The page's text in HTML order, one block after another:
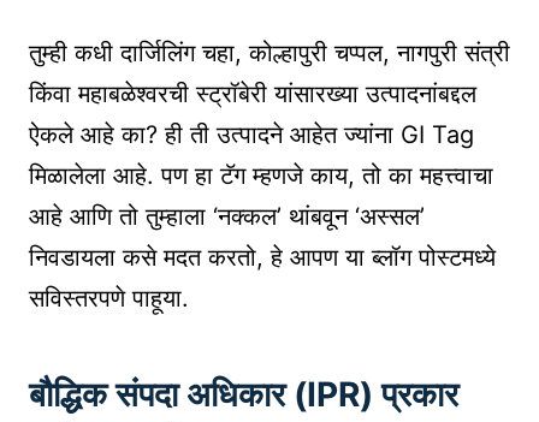
तुम्ही कधी दार्जिलिंग चहा, कोल्हापुरी चप्पल, नागपुरी संत्री
किंवा महाबळेश्वरची स्ट्रॉबेरी यांसारख्या उत्पादनांबद्दल
ऐकले आहे का? ही ती उत्पादने आहेत ज्यांना GI Tag
मिळालेला आहे. पण हा टॅग म्हणजे काय, तो का महत्त्वाचा
आहे आणि तो तुम्हाला ‘नक्कल’ थांबवून ‘अस्सल’
निवडायला कसे मदत करतो, हे आपण या ब्लॉग पोस्टमध्ये
सविस्तरपणे पाहूया.
बौद्धिक संपदा अधिकार (IPR) प्रकार